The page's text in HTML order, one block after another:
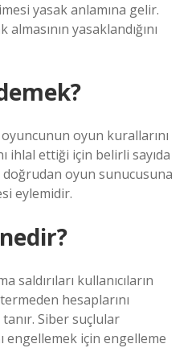
yasak anlamına gelir.
yasaklandığını
oyun kurallarını
ihlal ettiği için belirli sayıda
oyun sunucusuna
eylemidir.
saldırıları kullanıcıların
hesaplarını
Siber suçlular
engellemek için engelleme